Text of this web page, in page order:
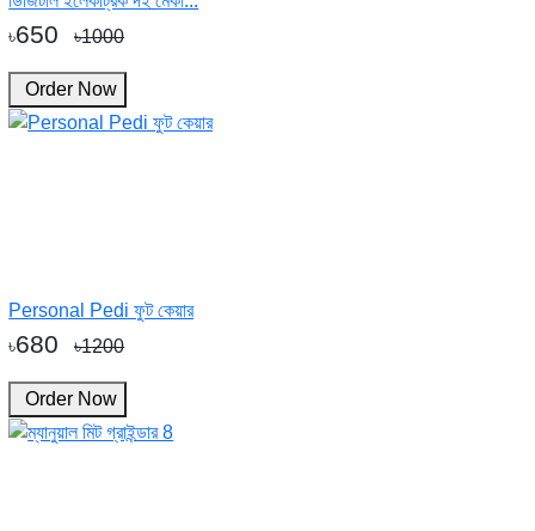
৳650 ৳1000
Order Now
Personal Pedi ফুট কেয়ার
৳680 ৳1200
Order Now